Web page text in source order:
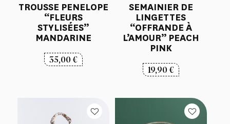
TROUSSE PENELOPE
“FLEURS
STYLISÉES”
MANDARINE
35,00€
SEMAINIER DE
LINGETTES
“OFFRANDE À
L’AMOUR” PEACH
PINK
19,90€